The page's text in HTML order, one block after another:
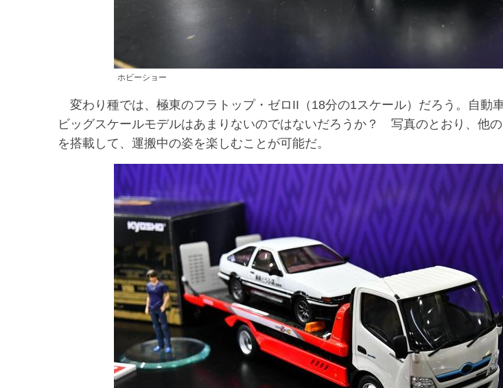
ホビーショー
変わり種では、極東のフラトップ・ゼロII（18分の1スケール）だろう。自動
ビッグスケールモデルはあまりないのではないだろうか？ 写真のとおり、他
を搭載して、運搬中の姿を楽しむことが可能だ。